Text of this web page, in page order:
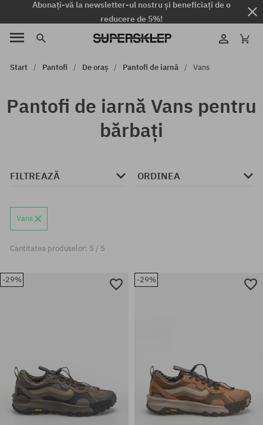
Abonați-vă la newsletter-ul nostru și beneficiați de o
reducere de 5%!
Start Pantofi De oraș Pantofi de iarnă Vans
Pantofi de iarnă Vans pentru
bărbați
FILTREAZĂ ORDINEA
Vans
Cantitatea produselor: 5 / 5
-29% -29%